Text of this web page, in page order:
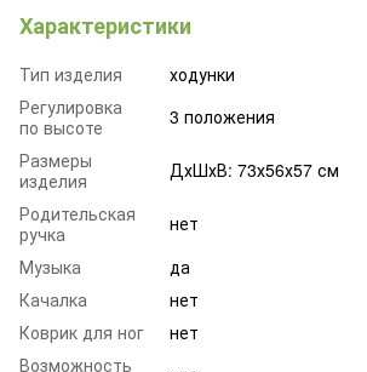
Характеристики
Тип изделия
ходунки
Регулировка
по высоте
3 положения
Размеры
изделия
ДхШхВ: 73х56х57 см
Родительская
ручка
нет
Музыка
да
Качалка
нет
Коврик для ног
нет
Возможность